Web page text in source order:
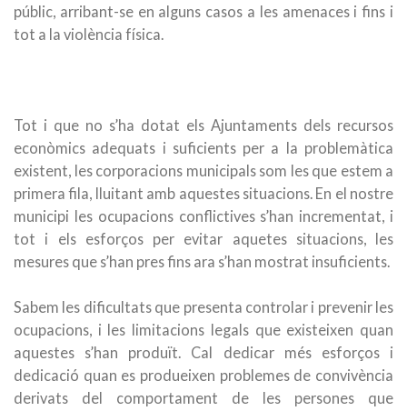
públic, arribant-se en alguns casos a les amenaces i fins i
tot a la violència física.
Tot i que no s’ha dotat els Ajuntaments dels recursos
econòmics adequats i suficients per a la problemàtica
existent, les corporacions municipals som les que estem a
primera fila, lluitant amb aquestes situacions. En el nostre
municipi les ocupacions conflictives s’han incrementat, i
tot i els esforços per evitar aquetes situacions, les
mesures que s’han pres fins ara s’han mostrat insuficients.
Sabem les dificultats que presenta controlar i prevenir les
ocupacions, i les limitacions legals que existeixen quan
aquestes s’han produït. Cal dedicar més esforços i
dedicació quan es produeixen problemes de convivència
derivats del comportament de les persones que